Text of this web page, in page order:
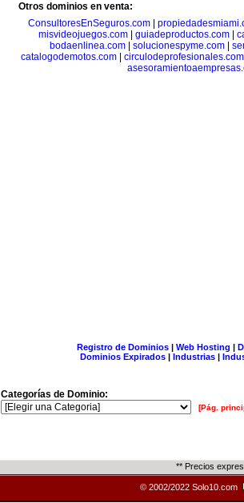
Otros dominios en venta:
ConsultoresEnSeguros.com
misvideojuegos.com
guiadeproductos.com
bodaenlinea.com
solucionespyme.com
catalogodemotos.com
circulodeprofesionales.com
Registro de Dominios| Web Hosting |
Dominios Expirados | Industrias |
Categorías de Dominio:
[Pág.
** Precios
© 2002/2022 Solo10.com